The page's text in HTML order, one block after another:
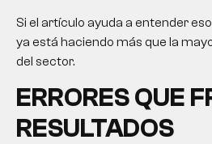
Si el artículo ayuda a entender
ya está haciendo más que la
del sector.
ERRORES QUE
RESULTADOS